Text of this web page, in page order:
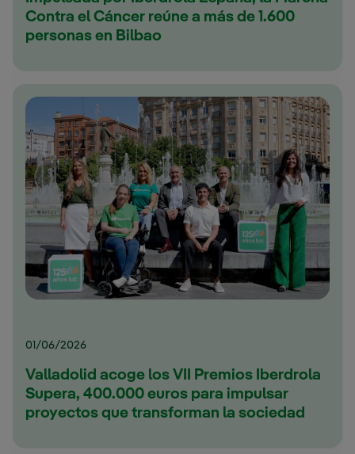
Contra el Cáncer reúne a más de 1.600
personas en Bilbao
01/06/2026
Valladolid acoge los VII Premios Iberdrola
Supera, 400.000 euros para impulsar
proyectos que transforman la sociedad